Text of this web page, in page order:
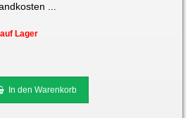
...
Lager
In den Warenkorb